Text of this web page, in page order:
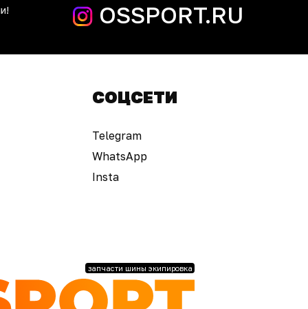
OSSPORT.RU
СОЦСЕТИ
Telegram
WhatsApp
Insta
запчасти шины экипировка